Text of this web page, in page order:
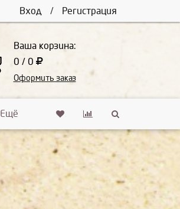
Вход / Регистрация
Ваша корзина:
0 / 0
Оформить заказ
Ещё